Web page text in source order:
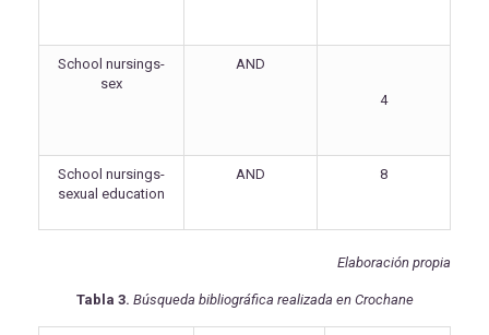
School nursings-
sex
AND
4
School nursings-
sexual education
AND 8
Elaboración propia
Tabla 3. Búsqueda bibliográfica realizada en Crochane